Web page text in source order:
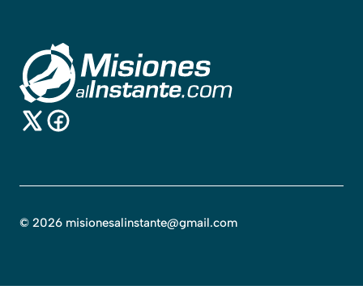
© 2026 misionesalinstante@gmail.com